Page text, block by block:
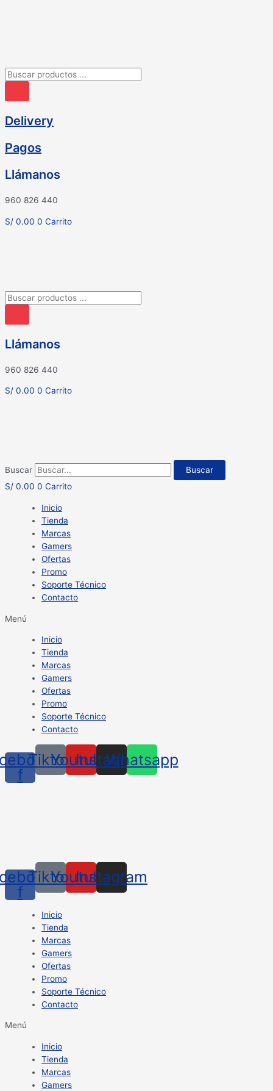
Búsqueda
productos
Delivery
Pagos
Llámanos
960 826 440
S/ 0.00 0 Carrito
Búsqueda
productos
Llámanos
960 826 440
S/ 0.00 0 Carrito
Buscar
Buscar
S/ 0.00 0 Carrito
Inicio
Tienda
Marcas
Gamers
Ofertas
Promo
Soporte Técnico
Contacto
Menú
Inicio
Tienda
Marcas
Gamers
Ofertas
Promo
Soporte Técnico
Contacto
f
TiktokYoutube
Instagram
Whatsapp
f
TiktokYoutube
Instagram
Inicio
Tienda
Marcas
Gamers
Ofertas
Promo
Soporte Técnico
Contacto
Menú
Inicio
Tienda
Marcas
Gamers